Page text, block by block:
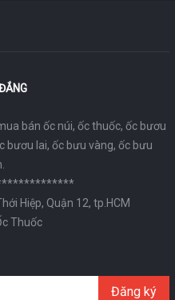
bán ốc núi, ốc thuốc, ốc bươu
bươu lai, ốc bưu vàng, ốc bưu
Hiệp, Quận 12, tp.HCM
Thuốc
Đăng ký